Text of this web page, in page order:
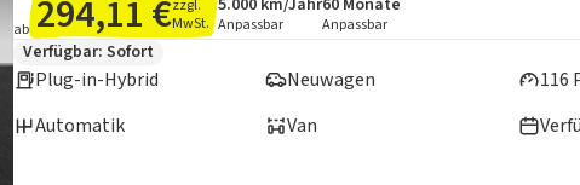
ab 294,11 €zzgl.
MwSt.
Angebotsdetails:
Inklusive Laufleistung
5.000 km/Jahr
Anpassbar
Laufzeit
60 Monate
Anpassbar
Zusätzliche Fahrzeuginformationen:
Verfügbar: Sofort
Plug-in-Hybrid Neuwagen
116
Automatik
Van